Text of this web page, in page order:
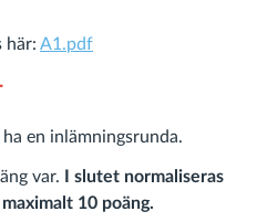
här: A1.pdf
en inlämningsrunda.
var.
I slutet normaliseras
10 poäng.